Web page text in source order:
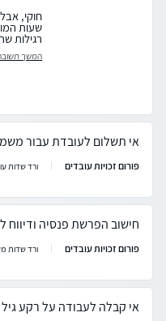
שעות
רגילות
המשך
אי תשלום לעובדת עבור
פורום זכויות עובדים ורד שדות
חישוב הפרשת פנסיה ודיווח
פורום זכויות עובדים ורד שדות
אי קבלה לעבודה על רקע